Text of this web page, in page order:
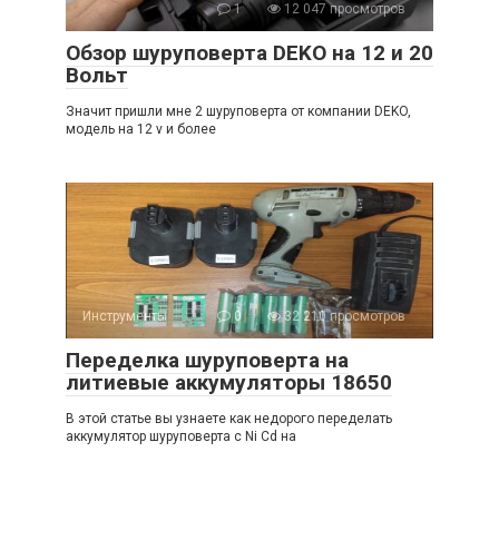
1
12 047 просмотров
Обзор шуруповерта DEKO на 12 и 20
Вольт
Значит пришли мне 2 шуруповерта от компании DEKO,
модель на 12 v и более
Инструменты 0 32 210 просмотров
Переделка шуруповерта на
литиевые аккумуляторы 18650
В этой статье вы узнаете как недорого переделать
аккумулятор шуруповерта с Ni Cd на